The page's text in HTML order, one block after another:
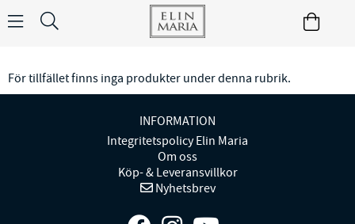
För tillfället finns inga produkter under denna rubrik.
INFORMATION
Integritetspolicy Elin Maria
Om oss
Köp- & Leveransvillkor
Nyhetsbrev